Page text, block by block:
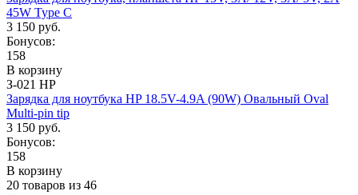
45W Type C
3 150 руб.
Бонусов:
158
В корзину
З-021 HP
Зарядка для ноутбука HP 18.5V-4.9A (90W) Овальный Oval
Multi-pin tip
3 150 руб.
Бонусов:
158
В корзину
20 товаров из 46